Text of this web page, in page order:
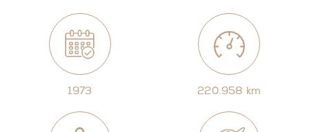
1973 220.958 km